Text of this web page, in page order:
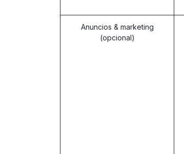
Anuncios & marketing
(opcional)